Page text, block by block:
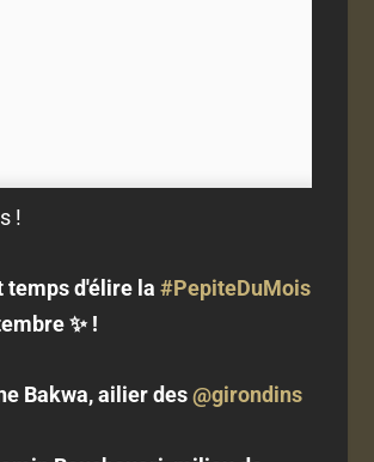
!
temps d'élire la#PepiteDuMois
✨ !
Bakwa, ailier des@girondins